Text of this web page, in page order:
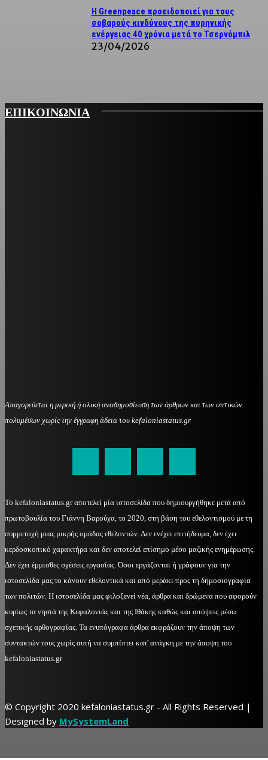
Η Greenpeace προειδοποιεί για τους
σοβαρούς κινδύνους της πυρηνικής
ενέργειας 40 χρόνια μετά το Τσερνόμπιλ
23/04/2026
ΕΠΙΚΟΙΝΩΝΙΑ
Απαγορεύεται η μερική ή ολική αναδημοσίευση των άρθρων και των οπτικών
πολυμέσων χωρίς την έγγραφη άδεια του kefaloniastatus.gr
Το kefaloniastatus.gr αποτελεί μία ιστοσελίδα που δημιουργήθηκε μετά από
πρωτοβουλία του Γιάννη Βαρούχα, το 2020, στη βάση του εθελοντισμού με τη
συμμετοχή μιας μικρής ομάδας εθελοντών. Δεν ενέχει επιτήδευμα, δεν έχει
κερδοσκοπικό χαρακτήρα και δεν αποτελεί επίσημο μέσο μαζικής ενημέρωσης.
Δεν έχει έμμισθες σχέσεις εργασίας. Όσοι εργάζονται ή γράφουν για την
ιστοσελίδα μας το κάνουν εθελοντικά και από μεράκι προς τη δημοσιογραφία
των πολιτών. Η ιστοσελίδα μας φιλοξενεί νέα, άρθρα και δρώμενα που αφορούν
κυρίως τα νησιά της Κεφαλονιάς και της Ιθάκης καθώς και απόψεις μέσω
σχετικής αρθογραφίας. Τα ενυπόγραφα άρθρα εκφράζουν την άποψη των
συντακτών τους χωρίς αυτή να συμπίπτει κατ' ανάγκη με την άποψη του
kefaloniastatus.gr
© Copyright 2020 kefaloniastatus.gr - All Rights Reserved |
Designed by MySystemLand